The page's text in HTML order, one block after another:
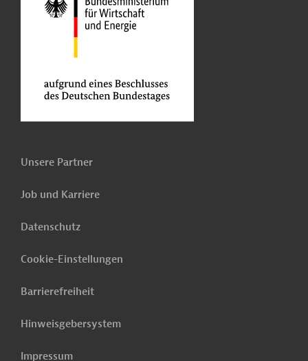
Unsere Partner
Job und Karriere
Datenschutz
Cookie-Einstellungen
Barrierefreiheit
Hinweisgebersystem
Impressum